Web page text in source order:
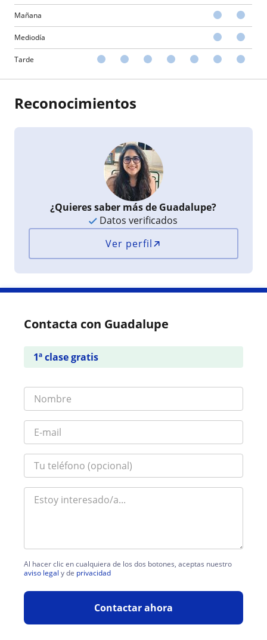
Mañana
Mediodía
Tarde
Reconocimientos
¿Quieres saber más de Guadalupe?
Datos verificados
Ver perfil
Contacta con Guadalupe
1ª clase gratis
Al hacer clic en cualquiera de los dos botones, aceptas nuestro
aviso legal y de privacidad
Contactar ahora